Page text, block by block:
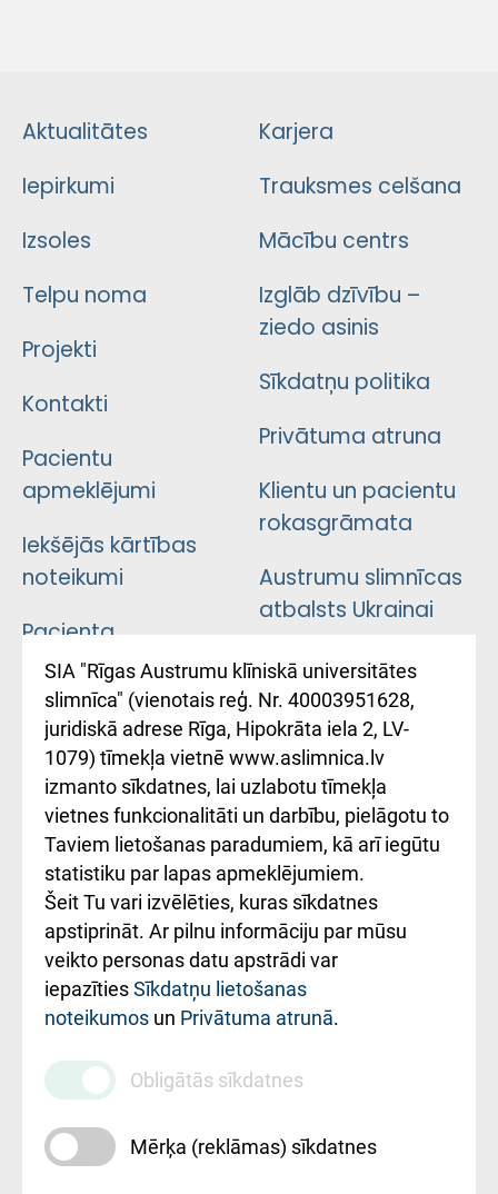
Aktualitātes
Iepirkumi
Izsoles
Telpu noma
Projekti
Kontakti
Pacientu
apmeklējumi
Iekšējās kārtības
noteikumi
Pacienta
atsauksmju/sūdzību
iesniegšanas
kārtība
Kā pie mums nokļūt
Rēķinu apmaksas
ceļvedis
Rekvizīti un
ārstniecības
iestādes kods
010000234
Maksas
pakalpojumu
cenrādis
Karjera
Trauksmes celšana
Mācību centrs
Izglāb dzīvību –
ziedo asinis
Sīkdatņu politika
Privātuma atruna
Klientu un pacientu
rokasgrāmata
Austrumu slimnīcas
atbalsts Ukrainai
Підтримка Східної
лікарні та співпраця з
Україною
SIA "Rīgas Austrumu klīniskā universitātes
slimnīca" (vienotais reģ. Nr. 40003951628,
juridiskā adrese Rīga, Hipokrāta iela 2, LV-
1079) tīmekļa vietnē www.aslimnica.lv
izmanto sīkdatnes, lai uzlabotu tīmekļa
vietnes funkcionalitāti un darbību, pielāgotu to
Taviem lietošanas paradumiem, kā arī iegūtu
statistiku par lapas apmeklējumiem.
Šeit Tu vari izvēlēties, kuras sīkdatnes
apstiprināt. Ar pilnu informāciju par mūsu
veikto personas datu apstrādi var
iepazītiesSīkdatņu lietošanas
noteikumos un Privātuma atrunā.
Obligātās sīkdatnes
Mērķa (reklāmas) sīkdatnes